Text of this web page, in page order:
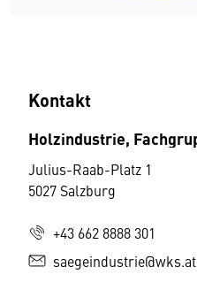
Kontakt
Holzindustrie,
Julius-Raab-Platz 1
5027 Salzburg
+43 662 8888 301
saegeindustrie@wks.at